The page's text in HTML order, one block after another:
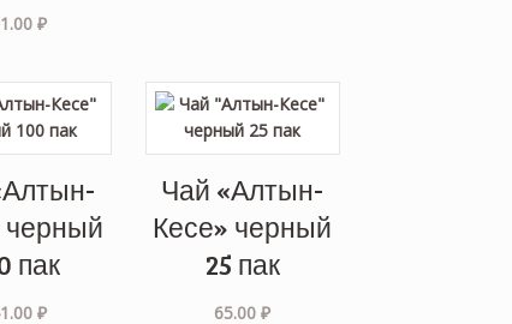
₽
черный
пак
₽
Чай «Алтын-
Кесе» черный
25 пак
65.00₽